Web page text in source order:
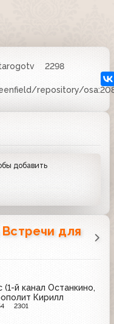
2298
repository/
добавить
Встречи для
(1-й канал Останкино,
Кирилл
2301